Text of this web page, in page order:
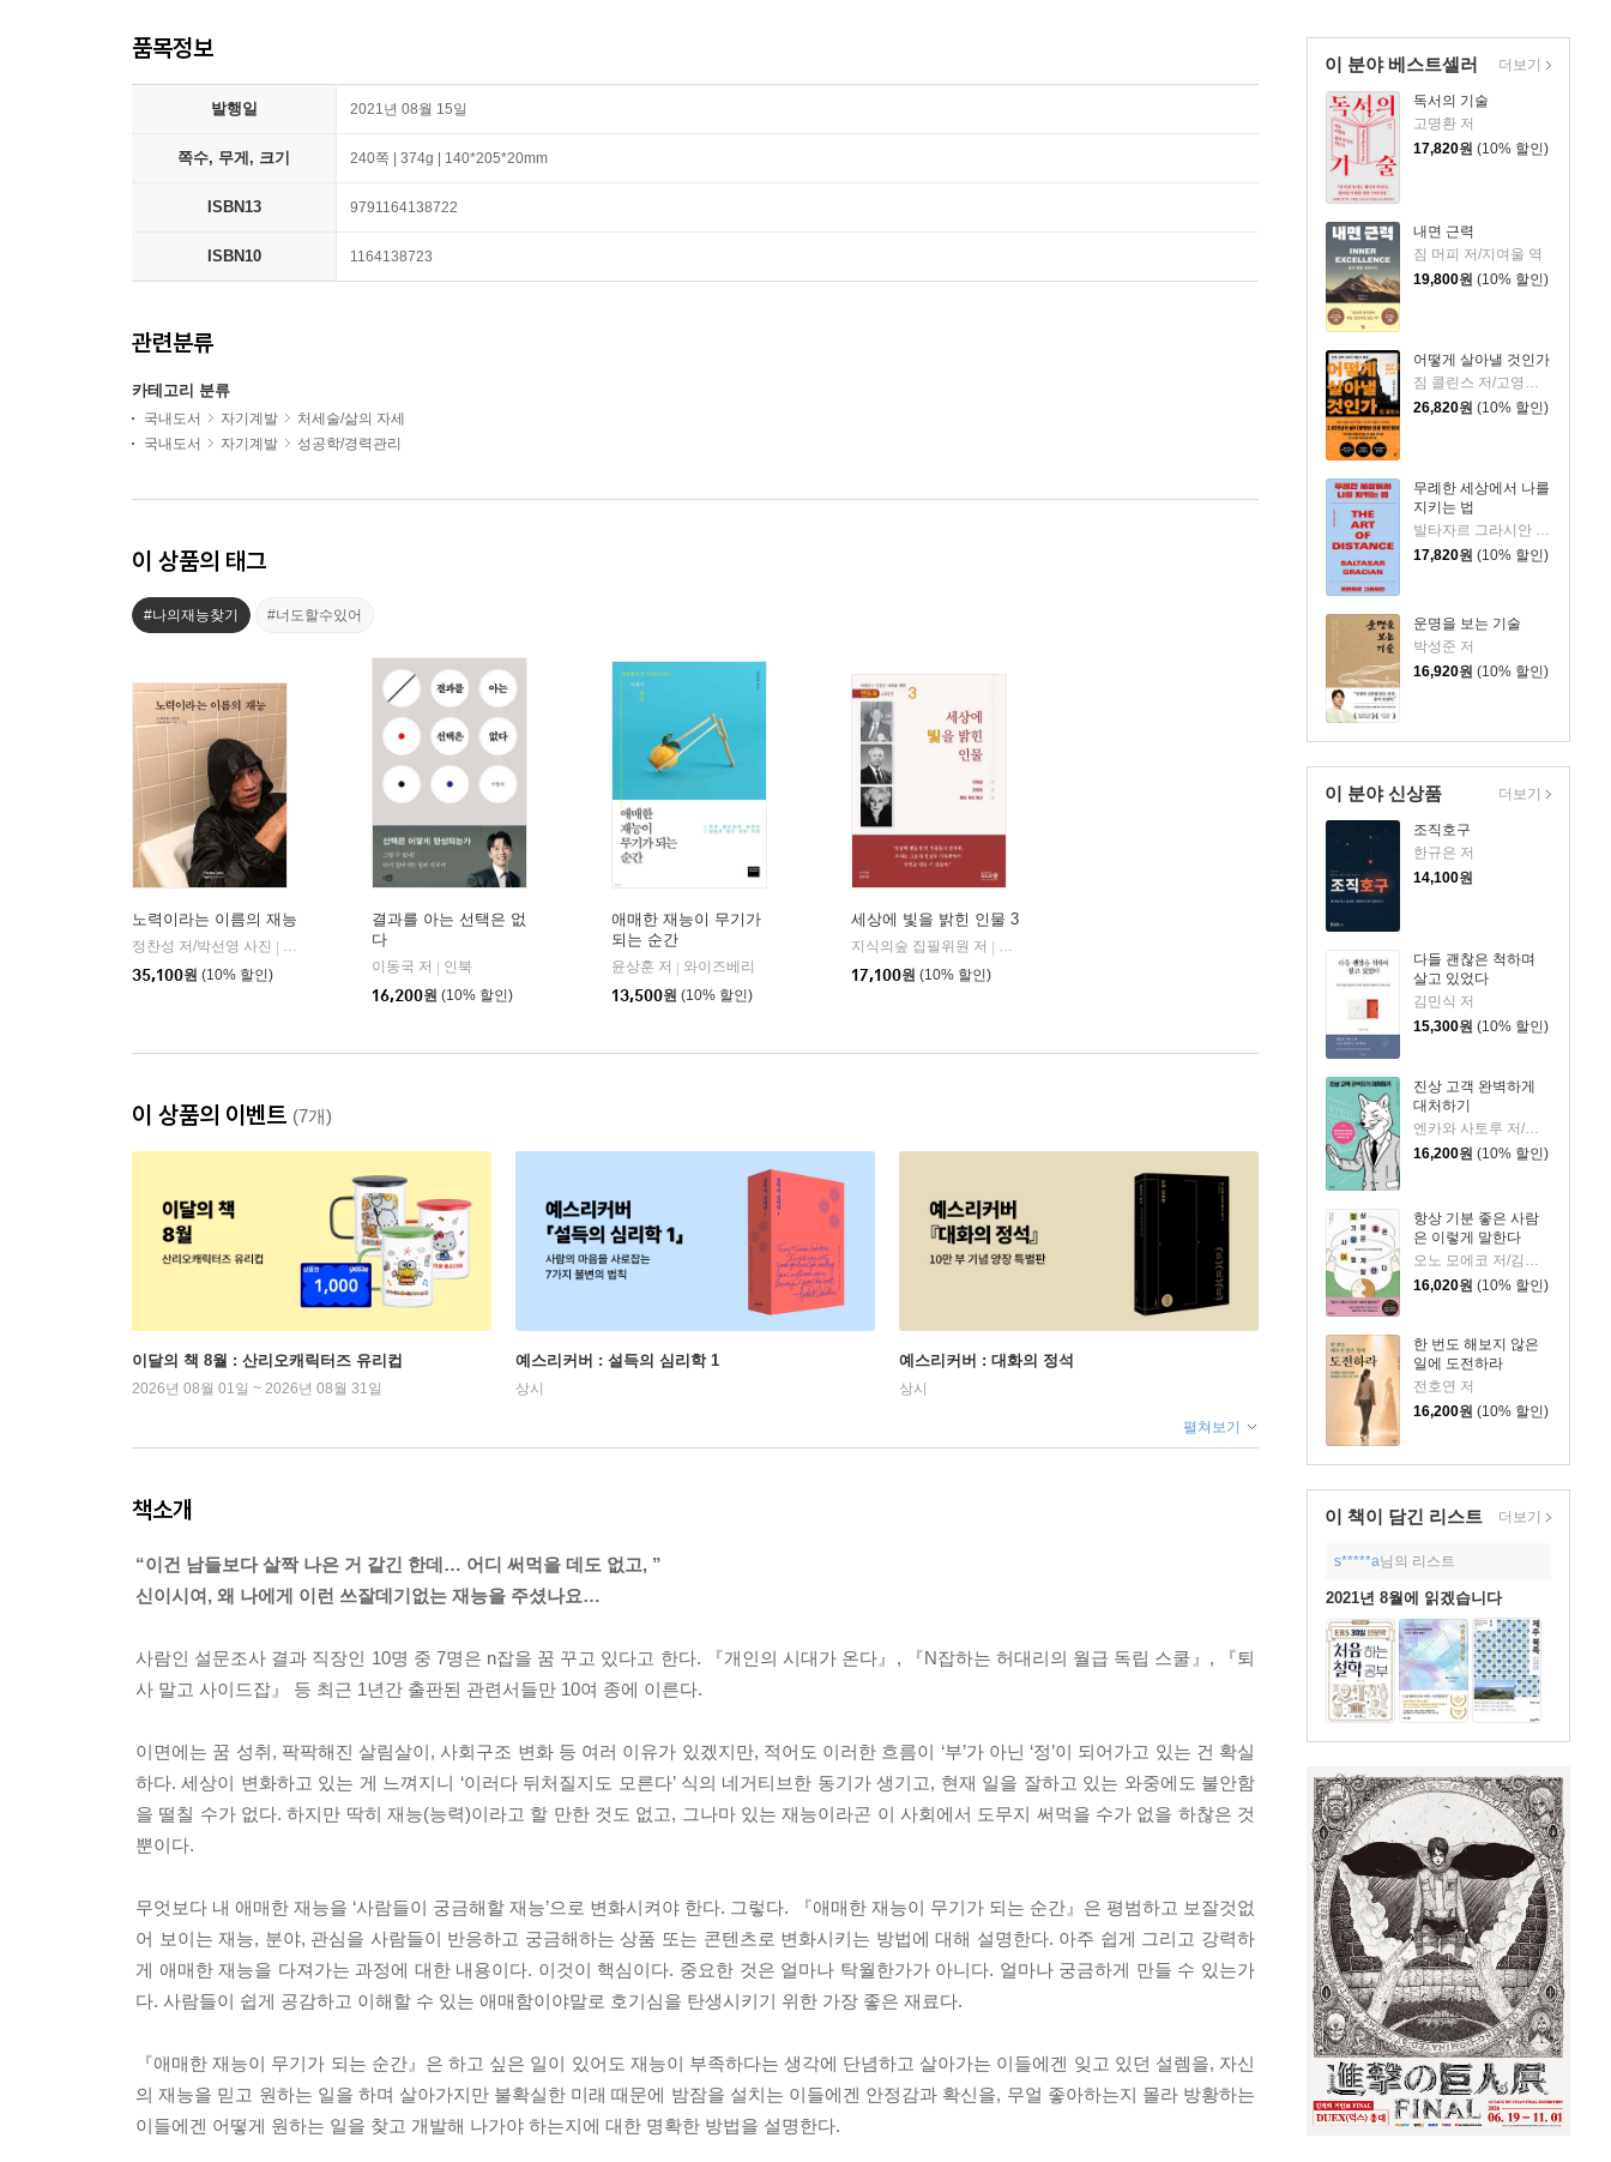
이 분야 베스트셀러
독서의 기술
고명환 저
17,820원 (10% 할인)
내면 근력
짐 머피 저/지여울 역
19,800원 (10% 할인)
어떻게 살아낼 것인가
짐 콜린스 저/고영훈,윤영호 역
26,820원 (10% 할인)
무례한 세상에서 나를
지키는 법
17,820원 (10% 할인)
운명을 보는 기술
박성준 저
16,920원 (10% 할인)
더보기
이 분야 신상품
조직호구
한규은 저
14,100원
다들 괜찮은 척하며
살고 있었다
김민식 저
15,300원 (10% 할인)
진상 고객 완벽하게
대처하기
엔카와 사토루 저/이주 역
16,200원 (10% 할인)
항상 기분 좋은 사람
은 이렇게 말한다
16,020원 (10% 할인)
한 번도 해보지 않은
일에 도전하라
전호연 저
16,200원 (10% 할인)
더보기
이 책이 담긴 리스트 더보기
s*****a님의 리스트
2021년 8월에 읽겠습니다
품목정보
발행일 2021년 08월 15일
쪽수, 무게, 크기 240쪽 | 374g | 140*205*20mm
ISBN13 9791164138722
ISBN10 1164138723
관련분류
카테고리 분류
국내도서 자기계발
처세술/삶의 자세
국내도서
자기계발 성공학/경력관리
이 상품의 태그
#나의재능찾기 #너도할수있어
노력이라는 이름의 재능
정찬성 저/박선영 사진
퍼머넌트북스(Permanent Books)
35,100원 (10% 할인)
결과를 아는 선택은 없
다
이동국 저
인북
16,200원 (10% 할인)
애매한 재능이 무기가
되는 순간
윤상훈 저
와이즈베리
13,500원 (10% 할인)
세상에 빛을 밝힌 인물 3
지식의숲 집필위원 저
지식의숲
17,100원 (10% 할인)
이 상품의 이벤트 (7개)
이달의 책 8월 : 산리오캐릭터즈 유리컵
2026년 08월 01일 ~ 2026년 08월 31일
예스리커버 : 설득의 심리학 1
상시
예스리커버 : 대화의 정석
상시
펼쳐보기
책소개
“이건 남들보다 살짝 나은 거 같긴 한데… 어디 써먹을 데도 없고, ”
신이시여, 왜 나에게 이런 쓰잘데기없는 재능을 주셨나요…
사람인 설문조사 결과 직장인 10명 중 7명은 n잡을 꿈 꾸고 있다고 한다. 『개인의 시대가 온다』, 『N잡하는 허대리의 월급 독립 스쿨』, 『퇴
사 말고 사이드잡』 등 최근 1년간 출판된 관련서들만 10여 종에 이른다.
이면에는 꿈 성취, 팍팍해진 살림살이, 사회구조 변화 등 여러 이유가 있겠지만, 적어도 이러한 흐름이 ‘부’가 아닌 ‘정’이 되어가고 있는 건 확실
하다. 세상이 변화하고 있는 게 느껴지니 ‘이러다 뒤처질지도 모른다’ 식의 네거티브한 동기가 생기고, 현재 일을 잘하고 있는 와중에도 불안함
을 떨칠 수가 없다. 하지만 딱히 재능(능력)이라고 할 만한 것도 없고, 그나마 있는 재능이라곤 이 사회에서 도무지 써먹을 수가 없을 하찮은 것
뿐이다.
무엇보다 내 애매한 재능을 ‘사람들이 궁금해할 재능’으로 변화시켜야 한다. 그렇다. 『애매한 재능이 무기가 되는 순간』은 평범하고 보잘것없
어 보이는 재능, 분야, 관심을 사람들이 반응하고 궁금해하는 상품 또는 콘텐츠로 변화시키는 방법에 대해 설명한다. 아주 쉽게 그리고 강력하
게 애매한 재능을 다져가는 과정에 대한 내용이다. 이것이 핵심이다. 중요한 것은 얼마나 탁월한가가 아니다. 얼마나 궁금하게 만들 수 있는가
다. 사람들이 쉽게 공감하고 이해할 수 있는 애매함이야말로 호기심을 탄생시키기 위한 가장 좋은 재료다.
『애매한 재능이 무기가 되는 순간』은 하고 싶은 일이 있어도 재능이 부족하다는 생각에 단념하고 살아가는 이들에겐 잊고 있던 설렘을, 자신
의 재능을 믿고 원하는 일을 하며 살아가지만 불확실한 미래 때문에 밤잠을 설치는 이들에겐 안정감과 확신을, 무얼 좋아하는지 몰라 방황하는
이들에겐 어떻게 원하는 일을 찾고 개발해 나가야 하는지에 대한 명확한 방법을 설명한다.